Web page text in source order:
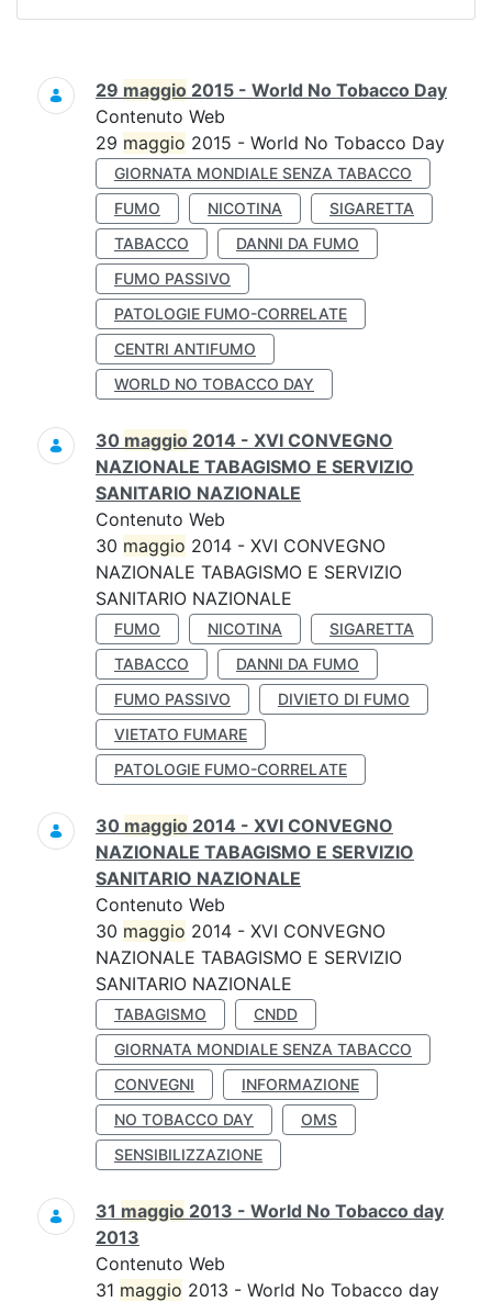
Ricerca
29 maggio 2015 - World No Tobacco Day
Contenuto Web
29 maggio 2015 - World No Tobacco Day
GIORNATA MONDIALE SENZA TABACCO
FUMO
NICOTINA
SIGARETTA
TABACCO
DANNI DA FUMO
FUMO PASSIVO
PATOLOGIE FUMO-CORRELATE
CENTRI ANTIFUMO
WORLD NO TOBACCO DAY
30 maggio 2014 - XVI CONVEGNO
NAZIONALE TABAGISMO E SERVIZIO
SANITARIO NAZIONALE
Contenuto Web
30 maggio 2014 - XVI CONVEGNO
NAZIONALE TABAGISMO E SERVIZIO
SANITARIO NAZIONALE
FUMO NICOTINA
SIGARETTA
TABACCO
DANNI DA FUMO
FUMO PASSIVO
DIVIETO DI FUMO
VIETATO FUMARE
PATOLOGIE FUMO-CORRELATE
30 maggio 2014 - XVI CONVEGNO
NAZIONALE TABAGISMO E SERVIZIO
SANITARIO NAZIONALE
Contenuto Web
30 maggio 2014 - XVI CONVEGNO
NAZIONALE TABAGISMO E SERVIZIO
SANITARIO NAZIONALE
TABAGISMO
CNDD
GIORNATA MONDIALE SENZA TABACCO
CONVEGNI
INFORMAZIONE
NO TOBACCO DAY
OMS
SENSIBILIZZAZIONE
31 maggio 2013 - World No Tobacco day
2013
Contenuto Web
31 maggio 2013 - World No Tobacco day